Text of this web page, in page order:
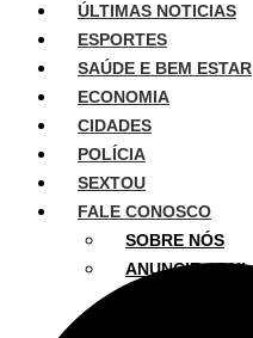
ÚLTIMAS NOTICIAS
ESPORTES
SAÚDE E BEM ESTAR
ECONOMIA
CIDADES
POLÍCIA
SEXTOU
FALE CONOSCO
SOBRE NÓS
ANUNCIE AQUI